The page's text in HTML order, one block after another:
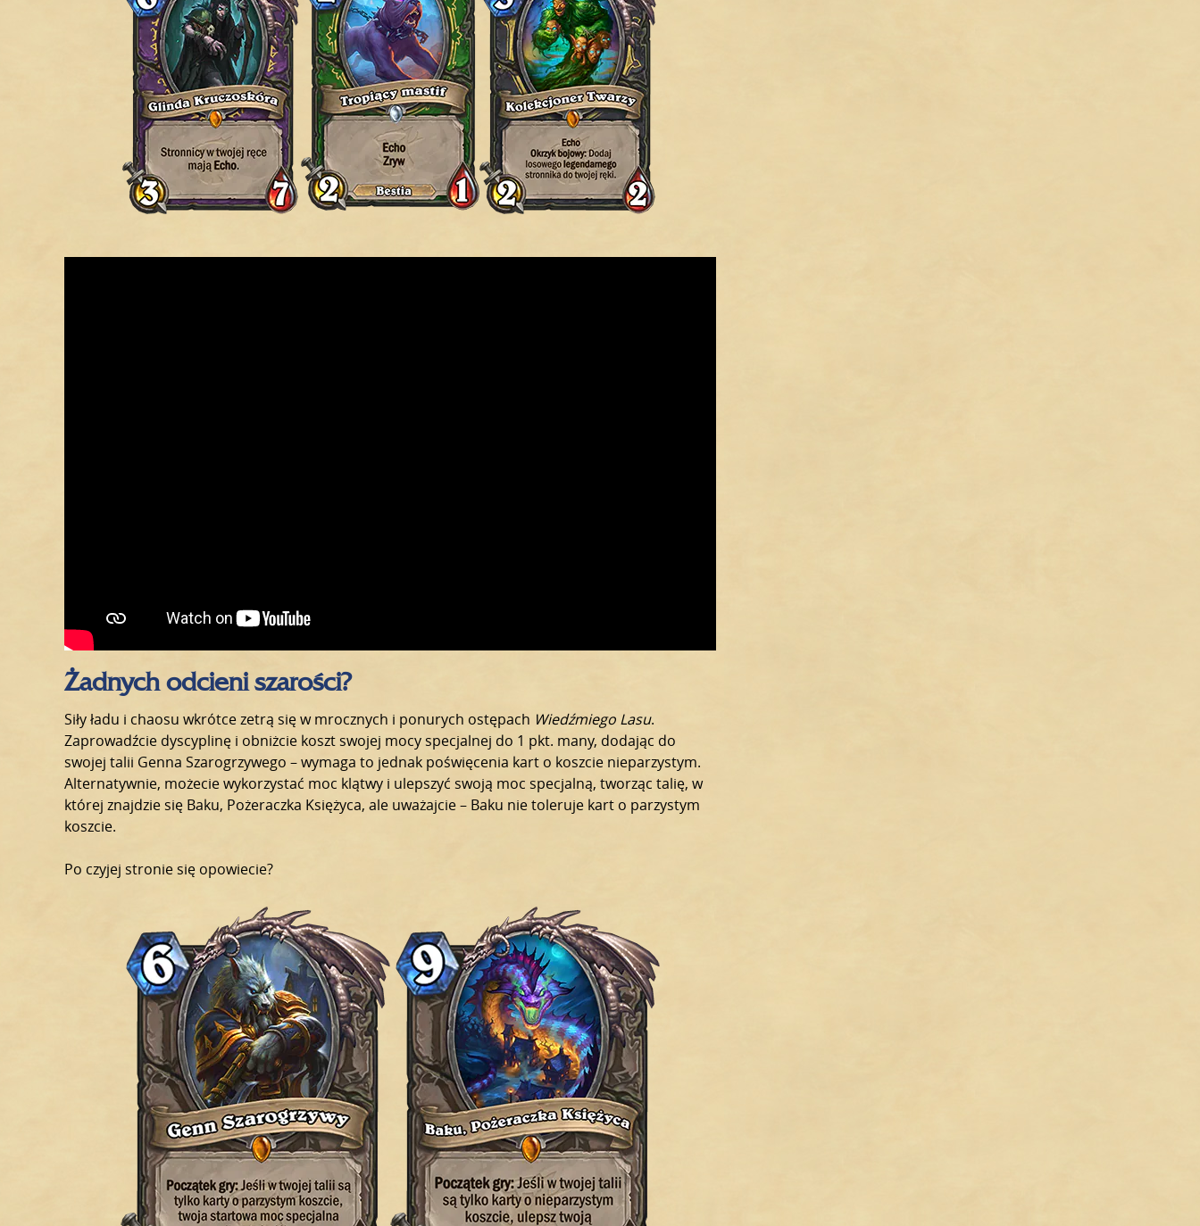
Żadnych odcieni szarości?
Siły ładu i chaosu wkrótce zetrą się w mrocznych i ponurych ostępach Wiedźmiego Lasu.
Zaprowadźcie dyscyplinę i obniżcie koszt swojej mocy specjalnej do 1 pkt. many, dodając do
swojej talii Genna Szarogrzywego – wymaga to jednak poświęcenia kart o koszcie nieparzystym.
Alternatywnie, możecie wykorzystać moc klątwy i ulepszyć swoją moc specjalną, tworząc talię, w
której znajdzie się Baku, Pożeraczka Księżyca, ale uważajcie – Baku nie toleruje kart o parzystym
koszcie.
Po czyjej stronie się opowiecie?